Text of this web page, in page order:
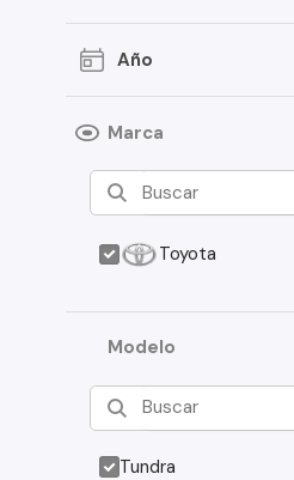
Año
Marca
Toyota
Modelo
Tundra